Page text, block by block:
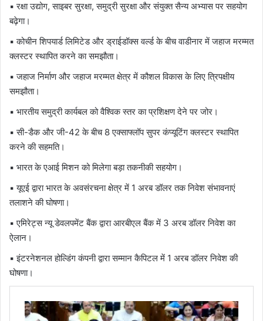
▪ रक्षा उद्योग, साइबर सुरक्षा, समुद्री सुरक्षा और संयुक्त सैन्य अभ्यास पर सहयोग
बढ़ेगा।
▪कोचीन शिपयार्ड लिमिटेडऔरड्राईडॉक्स वर्ल्डके बीच वाडीनार में जहाज मरम्मत
क्लस्टर स्थापित करने का समझौता।
▪ जहाज निर्माण और जहाज मरम्मत क्षेत्र में कौशल विकास के लिए त्रिपक्षीय
समझौता।
▪ भारतीय समुद्री कार्यबल को वैश्विक स्तर का प्रशिक्षण देने पर जोर।
▪सी-डैकऔरजी-42 के बीच 8 एक्साफ्लॉप सुपर कंप्यूटिंग क्लस्टर स्थापित
करने की सहमति।
▪ भारत के एआई मिशन को मिलेगा बड़ा तकनीकी सहयोग।
▪ यूएई द्वारा भारत के अवसंरचना क्षेत्र में 1 अरब डॉलर तक निवेश संभावनाएं
तलाशने की घोषणा।
▪ एमिरेट्स न्यू डेवलपमेंट बैंक द्वारा आरबीएल बैंक में 3 अरब डॉलर निवेश का
ऐलान।
▪ इंटरनेशनल होल्डिंग कंपनी द्वारा सम्मान कैपिटल में 1 अरब डॉलर निवेश की
घोषणा।